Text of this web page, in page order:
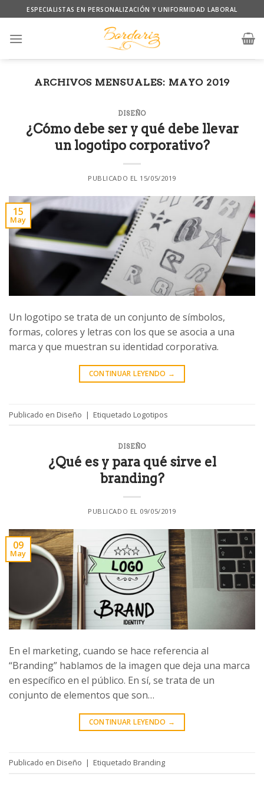
to
content
ESPECIALISTAS EN PERSONALIZACIÓN Y UNIFORMIDAD LABORAL
ARCHIVOS MENSUALES: MAYO 2019
DISEÑO
¿Cómo debe ser y qué debe llevar
un logotipo corporativo?
PUBLICADO EL 15/05/2019
15
May
Un logotipo se trata de un conjunto de símbolos,
formas, colores y letras con los que se asocia a una
marca y que muestran su identidad corporativa.
CONTINUAR LEYENDO →
Publicado en Diseño | Etiquetado Logotipos
DISEÑO
¿Qué es y para qué sirve el
branding?
PUBLICADO EL 09/05/2019
09
May
En el marketing, cuando se hace referencia al
“Branding” hablamos de la imagen que deja una marca
en específico en el público. En sí, se trata de un
conjunto de elementos que son…
CONTINUAR LEYENDO →
Publicado en Diseño | Etiquetado Branding